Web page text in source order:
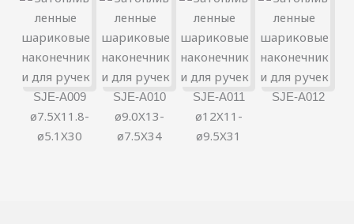
SJE-A009
ø7.5X11.8-
ø5.1X30
SJE-A010
ø9.0X13-
ø7.5X34
SJE-A011
ø12X11-
ø9.5X31
SJE-A012
Português
한국어
简体中文